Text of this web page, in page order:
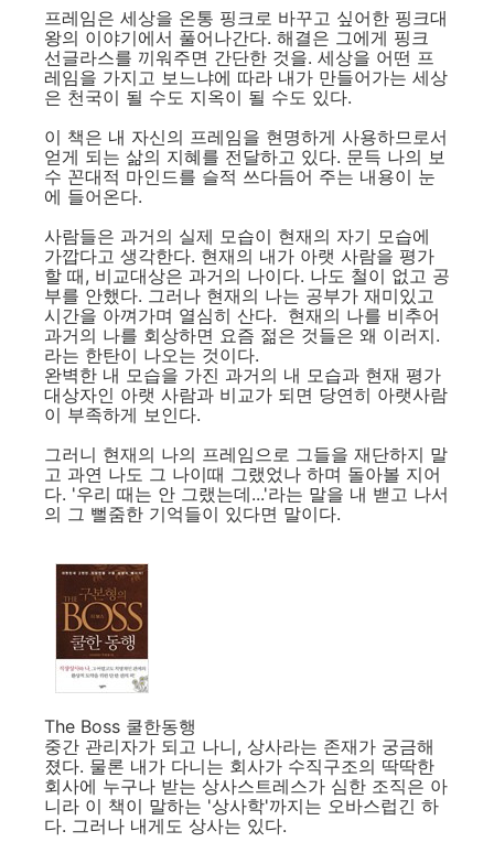
프레임은 세상을 온통 핑크로 바꾸고 싶어한 핑크대
왕의 이야기에서 풀어나간다. 해결은 그에게 핑크
선글라스를 끼워주면 간단한 것을. 세상을 어떤 프
레임을 가지고 보느냐에 따라 내가 만들어가는 세상
은 천국이 될 수도 지옥이 될 수도 있다.
이 책은 내 자신의 프레임을 현명하게 사용하므로서
얻게 되는 삶의 지혜를 전달하고 있다. 문득 나의 보
수 꼰대적 마인드를 슬적 쓰다듬어 주는 내용이 눈
에 들어온다.
사람들은 과거의 실제 모습이 현재의 자기 모습에
가깝다고 생각한다. 현재의 내가 아랫 사람을 평가
할 때, 비교대상은 과거의 나이다. 나도 철이 없고 공
부를 안했다. 그러나 현재의 나는 공부가 재미있고
시간을 아껴가며 열심히 산다. 현재의 나를 비추어
과거의 나를 회상하면 요즘 젊은 것들은 왜 이러지.
라는 한탄이 나오는 것이다.
완벽한 내 모습을 가진 과거의 내 모습과 현재 평가
대상자인 아랫 사람과 비교가 되면 당연히 아랫사람
이 부족하게 보인다.
그러니 현재의 나의 프레임으로 그들을 재단하지 말
고 과연 나도 그 나이때 그랬었나 하며 돌아볼 지어
다. '우리 때는 안 그랬는데...'라는 말을 내 밷고 나서
의 그 뻘줌한 기억들이 있다면 말이다.
The Boss 쿨한동행
중간 관리자가 되고 나니, 상사라는 존재가 궁금해
졌다. 물론 내가 다니는 회사가 수직구조의 딱딱한
회사에 누구나 받는 상사스트레스가 심한 조직은 아
니라 이 책이 말하는 '상사학'까지는 오바스럽긴 하
다. 그러나 내게도 상사는 있다.